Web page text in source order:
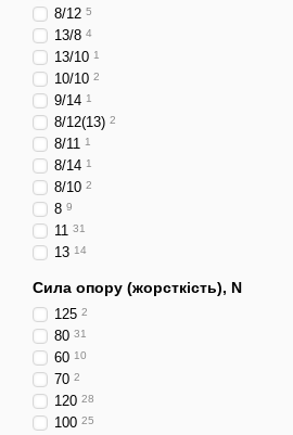
8/12 5
13/8 4
13/10 1
10/10 2
9/14 1
8/12(13) 2
8/11 1
8/14 1
8/10 2
8 9
11 31
13 14
Сила опору (жорсткість), N
125 2
80 31
60 10
70 2
120 28
100 25